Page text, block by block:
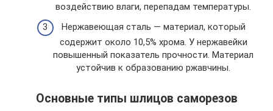
воздействию влаги, перепадам температуры.
Нержавеющая сталь — материал, который
содержит около 10,5% хрома. У нержавейки
повышенный показатель прочности. Материал
устойчив к образованию ржавчины.
Основные типы шлицов саморезов